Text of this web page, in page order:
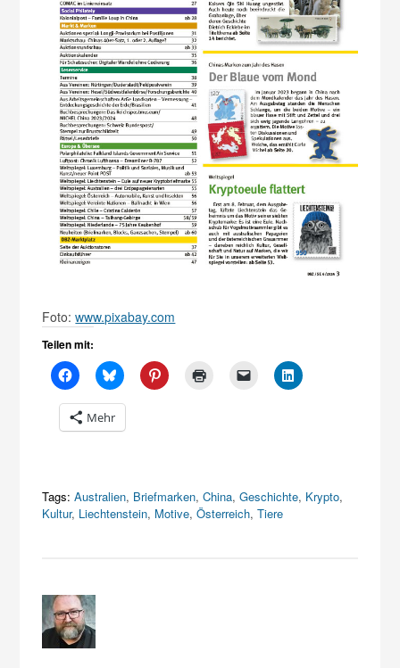
Foto:www.pixabay.com
Teilen mit:
Mehr
Tags: Australien, Briefmarken,China,Geschichte, Krypto,
Kultur, Liechtenstein, Motive,Österreich,Tiere